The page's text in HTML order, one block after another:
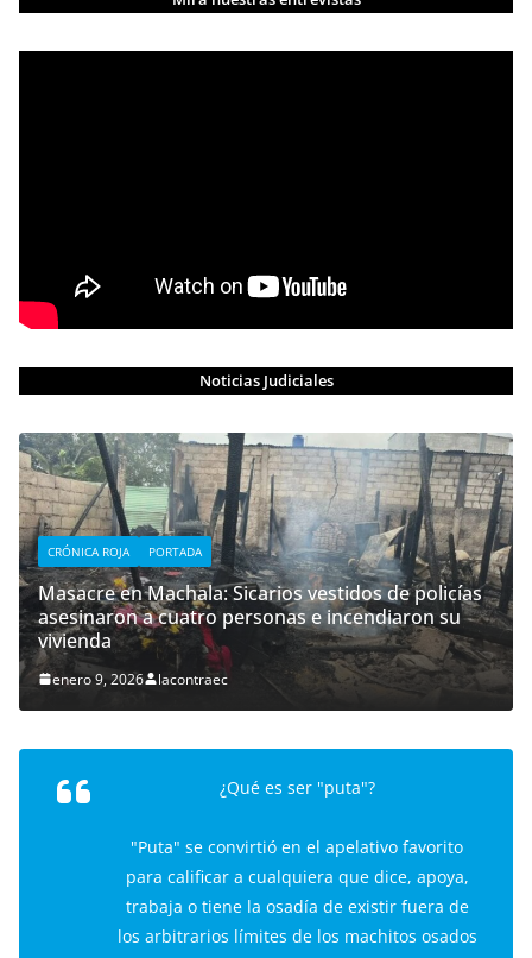
Noticias Judiciales
CRÓNICA ROJA PORTADA
Masacre en Machala: Sicarios vestidos de policías
asesinaron a cuatro personas e incendiaron su
vivienda
enero 9, 2026 lacontraec
¿Qué es ser "puta"?
"Puta" se convirtió en el apelativo favorito
para calificar a cualquiera que dice, apoya,
trabaja o tiene la osadía de existir fuera de
los arbitrarios límites de los machitos osados